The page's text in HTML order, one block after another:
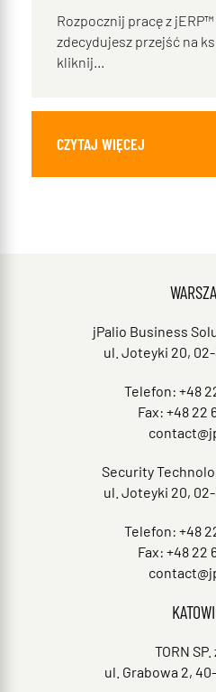
Rozpocznij pracę z jERP™
zdecydujesz przejść na
kliknij...
CZYTAJ WIĘCEJ
jPalio Business
ul. Joteyki 20, 02-
Telefon: +48
Fax: +48 22
Security
ul. Joteyki 20, 02-
Telefon: +48
Fax: +48 22
TORN SP.
ul. Grabowa 2,